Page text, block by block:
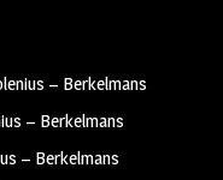
– Berkelmans
– Berkelmans
– Berkelmans